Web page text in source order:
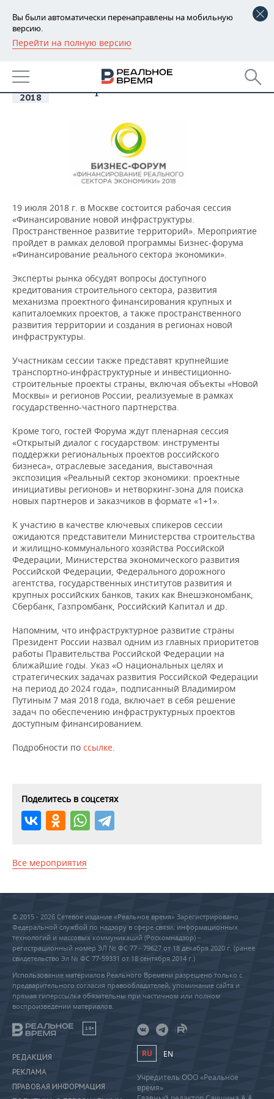
Вы были автоматически перенаправлены на мобильную
версию.
Перейти на полную версию
РЕГИОНЫ
БАШКОРТОСТАН
ТАТАРСТАН
НОВОСТИ
АНАЛИТИКА
НОВОСТИ АНАЛИТИКИ
ДЕКЛАРАЦИИ О ДОХОДАХ
КОРОЛИ ГОСЗАКАЗА ПФО
ВУЗЫ ТАТАРСТАНА
КОМУ ПРИНАДЛЕЖАТ
ТОРГОВЫЕ ЦЕНТРЫ
ТАТАРСТАНА
НОВОСТИ ЭКОНОМИКИ
БАНКИ
БЮДЖЕТ
АГРОПРОМ
МАШИНОСТРОЕНИЕ
НЕФТЕХИМИЯ
НЕФТЬ
ОПК
ЭНЕРГЕТИКА
НЕДВИЖИМОСТЬ
НОВОСТИ НЕДВИЖИМОСТИ
АВТО
НОВОСТИ АВТО
БИЗНЕС
РОЗНИЧНАЯ ТОРГОВЛЯ
ТРАНСПОРТ
НОВОСТИ ТЕХНОЛОГИЙ
IT
ТЕЛЕКОММУНИКАЦИИ
МЕРОПРИЯТИЯ
НОВОСТИ МЕРОПРИЯТИЙ
БИЗНЕС-БРАНЧИ
ONLINE-КОНФЕРЕНЦИИ
ОТКРЫТАЯ ЛЕКЦИЯ
СПОРТ
ФУТБОЛ
ХОККЕЙ
БАСКЕТБОЛ
ВОЛЕЙБОЛ
КИБЕРСПОРТ
ФИГУРНОЕ КАТАНИЕ
ВОДНЫЕ ВИДЫ СПОРТА
ХОККЕЙ С МЯЧОМ
ОБЩЕСТВО
НОВОСТИ ОБЩЕСТВА
ВЛАСТЬ
ИНФРАСТРУКТУРА
ИСТОРИЯ
КУЛЬТУРА
МЕДИЦИНА
ОБРАЗОВАНИЕ
ПРОИСШЕСТВИЯ
ФОТОГАЛЕРЕЯ
СЮЖЕТЫ
СПРАВОЧНИК
СПИСОК ПЕРСОН
СПИСОК КОМПАНИЙ
ПОЛНАЯ ВЕРСИЯ
19
июл
2018
«Финансирование реального
сектора экономики-2018»
19 июля 2018 г. в Москве состоится рабочая сессия
«Финансирование новой инфраструктуры.
Пространственное развитие территорий». Мероприятие
пройдет в рамках деловой программы Бизнес-форума
«Финансирование реального сектора экономики».
Эксперты рынка обсудят вопросы доступного
кредитования строительного сектора, развития
механизма проектного финансирования крупных и
капиталоемких проектов, а также пространственного
развития территории и создания в регионах новой
инфраструктуры.
Участникам сессии также представят крупнейшие
транспортно-инфраструктурные и инвестиционно-
строительные проекты страны, включая объекты «Новой
Москвы» и регионов России, реализуемые в рамках
государственно-частного партнерства.
Кроме того, гостей Форума ждут пленарная сессия
«Открытый диалог с государством: инструменты
поддержки региональных проектов российского
бизнеса», отраслевые заседания, выставочная
экспозиция «Реальный сектор экономики: проектные
инициативы регионов» и нетворкинг-зона для поиска
новых партнеров и заказчиков в формате «1+1».
К участию в качестве ключевых спикеров сессии
ожидаются представители Министерства строительства
и жилищно-коммунального хозяйства Российской
Федерации, Министерства экономического развития
Российской Федерации, Федерального дорожного
агентства, государственных институтов развития и
крупных российских банков, таких как Внешэкономбанк,
Сбербанк, Газпромбанк, Российский Капитал и др.
Напомним, что инфраструктурное развитие страны
Президент России назвал одним из главных приоритетов
работы Правительства Российской Федерации на
ближайшие годы. Указ «О национальных целях и
стратегических задачах развития Российской Федерации
на период до 2024 года», подписанный Владимиром
Путиным 7 мая 2018 года, включает в себя решение
задач по обеспечению инфраструктурных проектов
доступным финансированием.
Подробности по ссылке
Поделитесь в соцсетях
Все мероприятия
© 2015 - 2026 Сетевое издание «Реальное время» Зарегистрировано
Федеральной службой по надзору в сфере связи, информационных
технологий и массовых коммуникаций (Роскомнадзор) –
регистрационный номер ЭЛ № ФС 77 - 79627 от 18 декабря 2020 г. (ранее
свидетельство Эл № ФС 77-59331 от 18 сентября 2014 г.)
Использование материалов Реального Времени разрешено только с
предварительного согласия правообладателей, упоминание сайта и
прямая гиперссылка обязательны при частичном или полном
воспроизведении материалов.
18+
РЕДАКЦИЯ
РЕКЛАМА
ПРАВОВАЯ ИНФОРМАЦИЯ
RU EN
Учредитель ООО «Реальное
время»